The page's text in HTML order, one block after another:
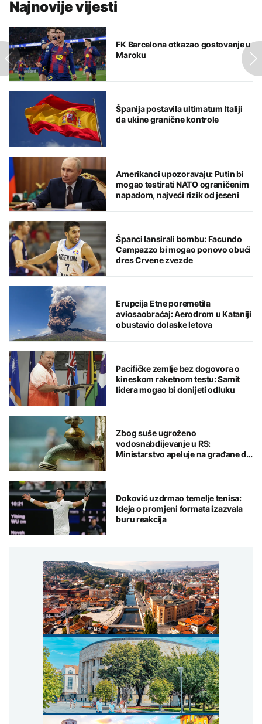
Najnovije vijesti
FK Barcelona otkazao gostovanje u
Maroku
Španija postavila ultimatum Italiji
da ukine granične kontrole
Amerikanci upozoravaju: Putin bi
mogao testirati NATO ograničenim
napadom, najveći rizik od jeseni
Španci lansirali bombu: Facundo
Campazzo bi mogao ponovo obući
dres Crvene zvezde
Erupcija Etne poremetila
aviosaobraćaj: Aerodrom u Kataniji
obustavio dolaske letova
Pacifičke zemlje bez dogovora o
kineskom raketnom testu: Samit
lidera mogao bi donijeti odluku
Zbog suše ugroženo
vodosnabdijevanje u RS:
Ministarstvo apeluje na građane da
Đoković uzdrmao temelje tenisa:
Ideja o promjeni formata izazvala
buru reakcija